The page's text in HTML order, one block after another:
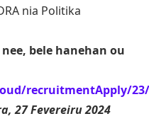
nia Politika
bele hanehan ou
recruitmentApply/
27 Fevereiru 2024